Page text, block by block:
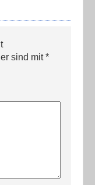
sind mit*